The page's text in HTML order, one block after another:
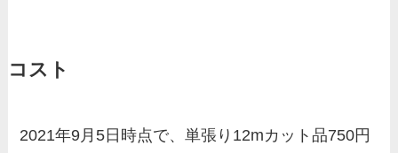
コスト
2021年9月5日時点で、単張り12mカット品750円